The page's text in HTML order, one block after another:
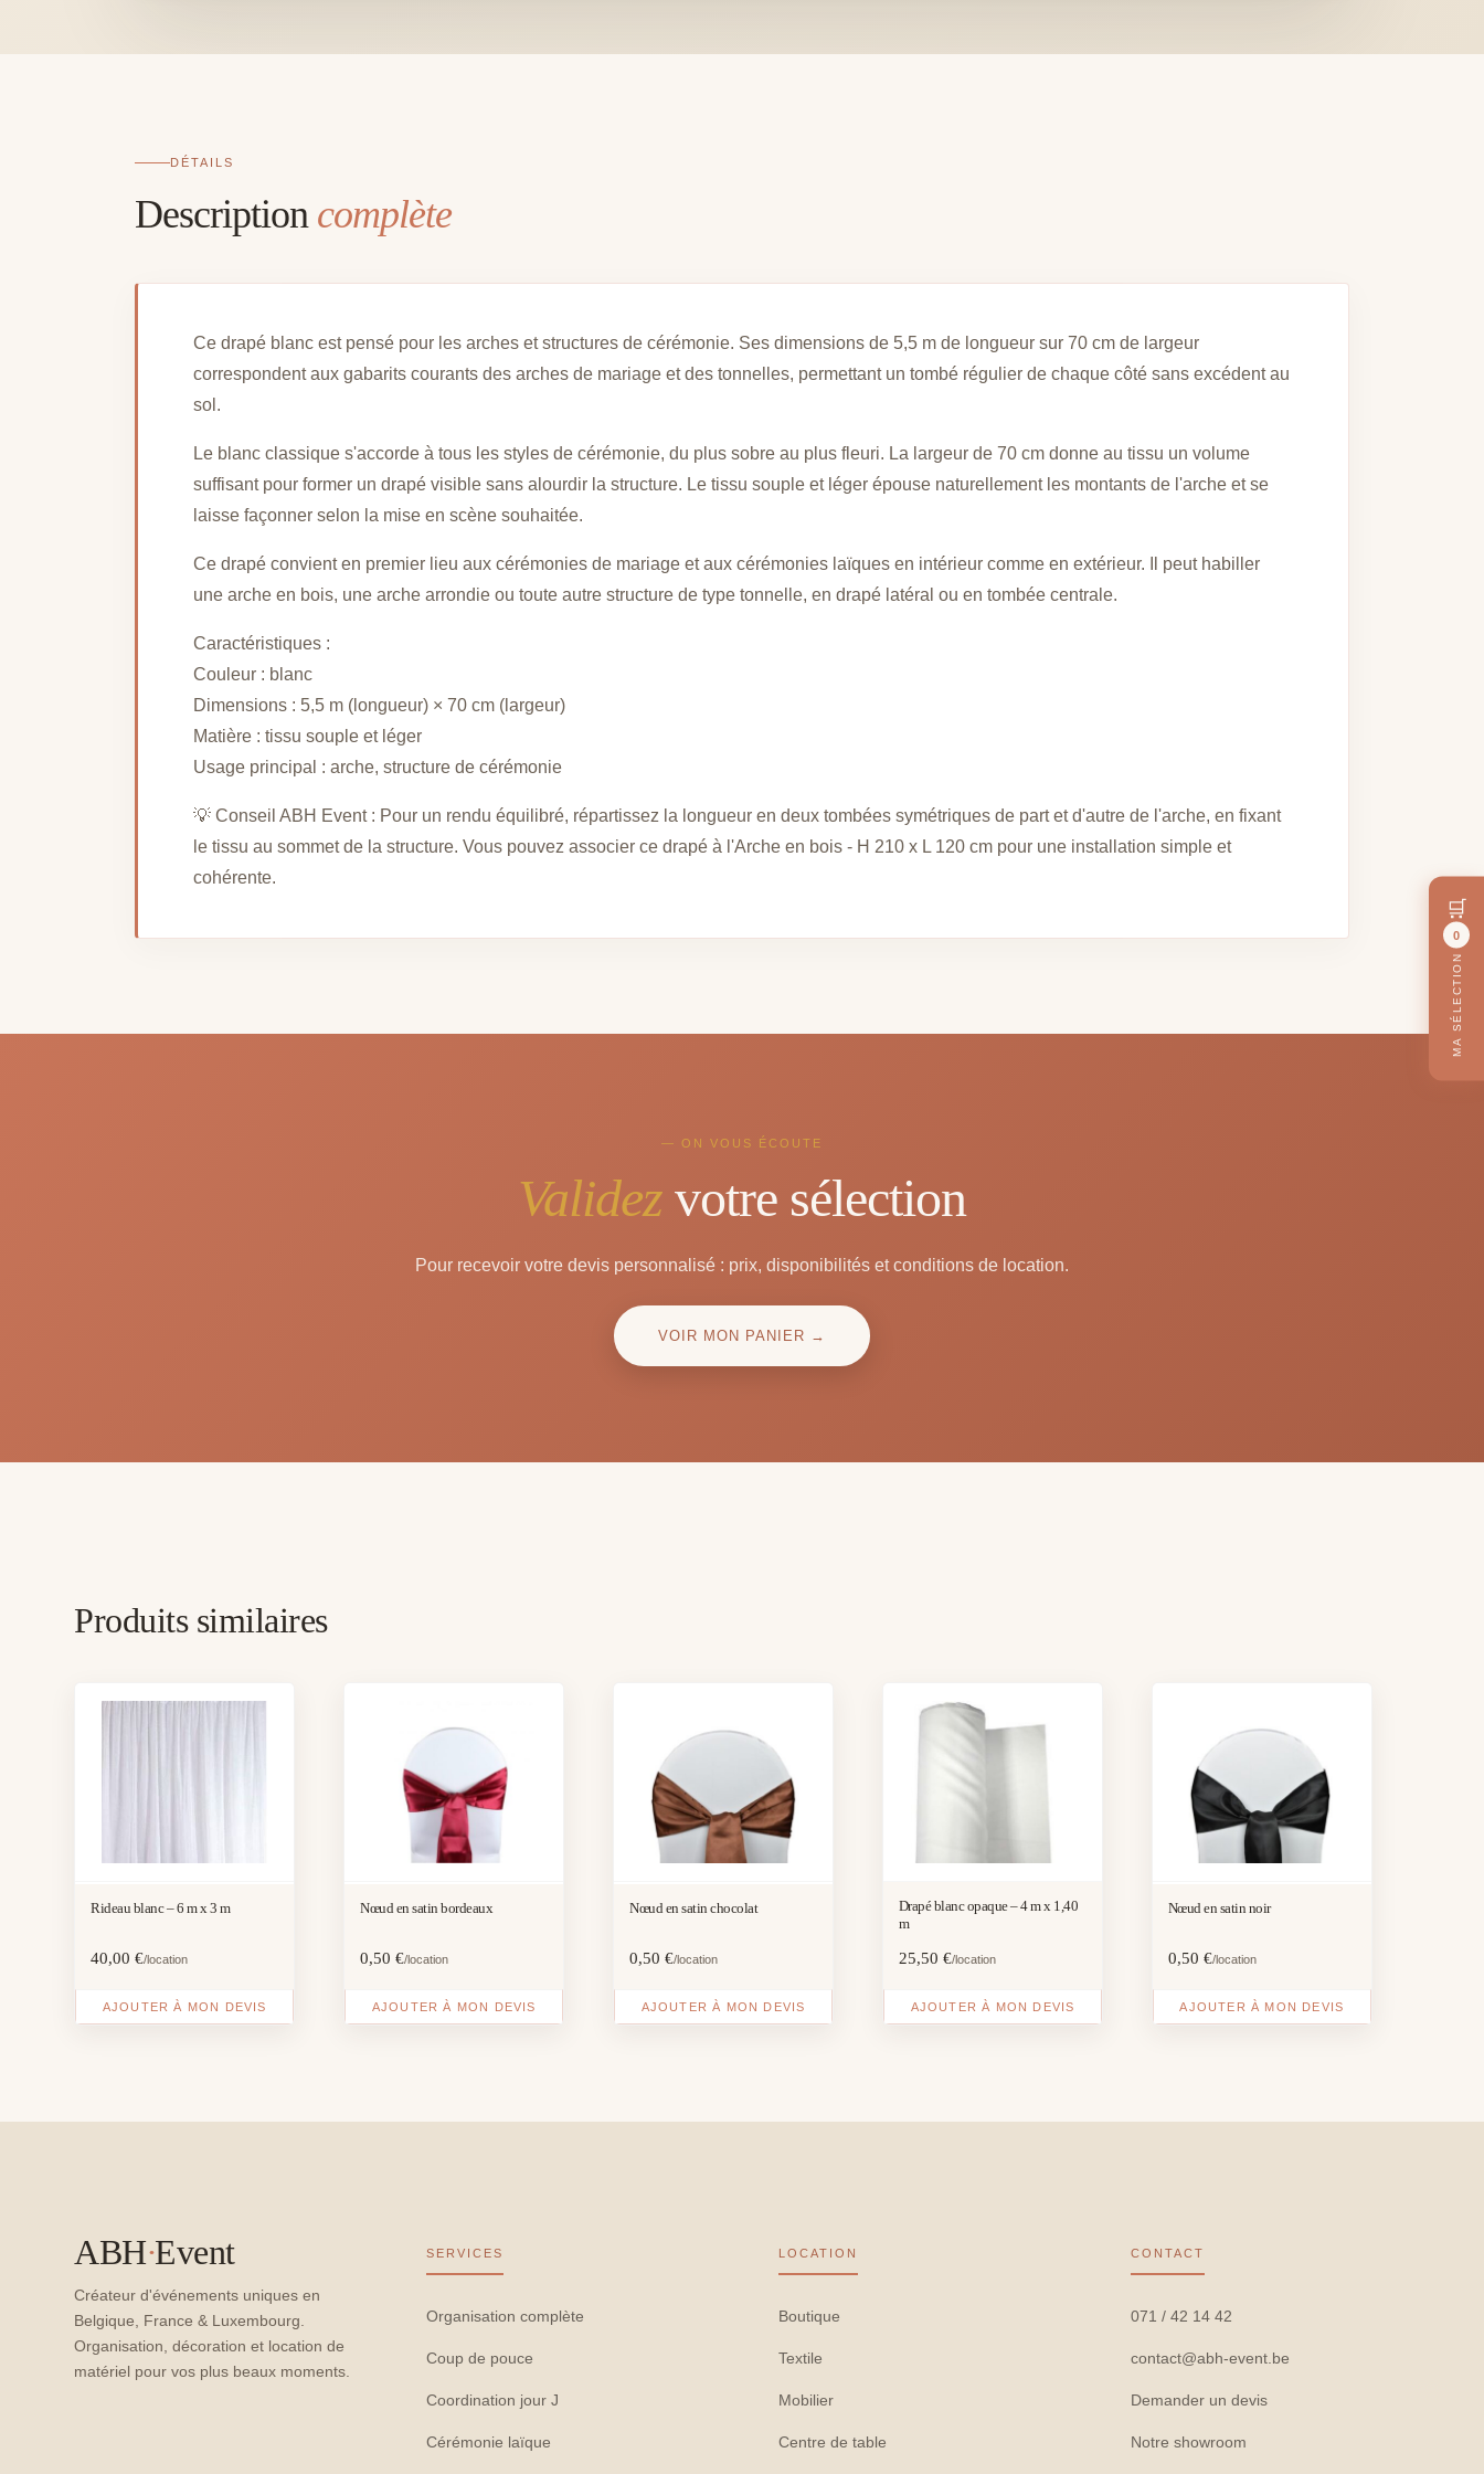
DÉTAILS
Description complète
Ce drapé blanc est pensé pour les arches et structures de cérémonie. Ses dimensions de 5,5 m de longueur sur 70 cm de largeur
correspondent aux gabarits courants des arches de mariage et des tonnelles, permettant un tombé régulier de chaque côté sans excédent au
sol.
Le blanc classique s'accorde à tous les styles de cérémonie, du plus sobre au plus fleuri. La largeur de 70 cm donne au tissu un volume
suffisant pour former un drapé visible sans alourdir la structure. Le tissu souple et léger épouse naturellement les montants de l'arche et se
laisse façonner selon la mise en scène souhaitée.
Ce drapé convient en premier lieu aux cérémonies de mariage et aux cérémonies laïques en intérieur comme en extérieur. Il peut habiller
une arche en bois, une arche arrondie ou toute autre structure de type tonnelle, en drapé latéral ou en tombée centrale.
Caractéristiques :
Couleur : blanc
Dimensions : 5,5 m (longueur) × 70 cm (largeur)
Matière : tissu souple et léger
Usage principal : arche, structure de cérémonie
💡 Conseil ABH Event : Pour un rendu équilibré, répartissez la longueur en deux tombées symétriques de part et d'autre de l'arche, en fixant
le tissu au sommet de la structure. Vous pouvez associer ce drapé à l'Arche en bois - H 210 x L 120 cm pour une installation simple et
cohérente.
— ON VOUS ÉCOUTE
Validez votre sélection
Pour recevoir votre devis personnalisé : prix, disponibilités et conditions de location.
VOIR MON PANIER →
Produits similaires
Rideau blanc – 6 m x 3 m
40,00€/location
AJOUTER À MON DEVIS
Nœud en satin bordeaux
0,50€/location
AJOUTER À MON DEVIS
Nœud en satin chocolat
0,50€/location
AJOUTER À MON DEVIS
Drapé blanc opaque – 4 m x 1,40
m
25,50 €/location
AJOUTER À MON DEVIS
Nœud en satin noir
0,50 €/location
AJOUTER À MON DEVIS
ABH·Event
Créateur d'événements uniques en
Belgique, France & Luxembourg.
Organisation, décoration et location de
matériel pour vos plus beaux moments.
SERVICES
Organisation complète
Coup de pouce
Coordination jour J
Cérémonie laïque
LOCATION
Boutique
Textile
Mobilier
Centre de table
CONTACT
071 / 42 14 42
contact@abh-event.be
Demander un devis
Notre showroom
🛒
0
MA SÉLECTION